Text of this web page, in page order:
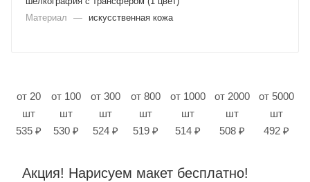
Материал
— искусственная кожа
от 20
шт
535 ₽
от 100
шт
530 ₽
от 300
шт
524 ₽
от 800
шт
519 ₽
от 1000
шт
514 ₽
от 2000
шт
508 ₽
от 5000
шт
492 ₽
Акция! Нарисуем макет бесплатно!